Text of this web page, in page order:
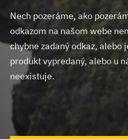
Nech pozeráme, ako
odkazom na našom webe
chybne zadaný odkaz, alebo
produkt vypredaný, alebo u
neexistuje.